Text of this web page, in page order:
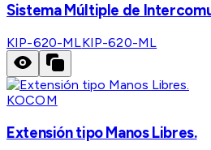
Sistema Múltiple de
KIP-620-MLKIP-620-ML
KOCOM
Extensión tipo Manos Libres.